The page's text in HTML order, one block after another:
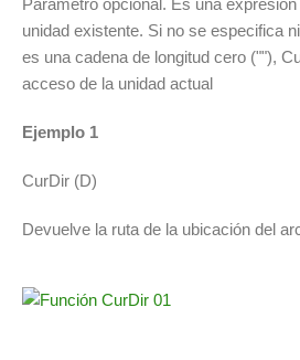
Parámetro opcional. Es una
unidad existente. Si no se especifica
es una cadena de longitud cero (""),
acceso de la unidad actual
Ejemplo 1
CurDir (D)
Devuelve la ruta de la ubicación del